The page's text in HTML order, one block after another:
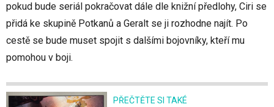
pokud bude seriál pokračovat dále dle knižní předlohy, Ciri se
přidá ke skupině Potkanů a Geralt se ji rozhodne najít. Po
cestě se bude muset spojit s dalšími bojovníky, kteří mu
pomohou v boji.
PŘEČTĚTE SI TAKÉ